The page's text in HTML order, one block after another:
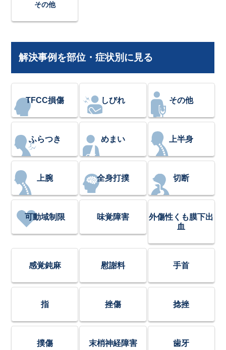
その他
解決事例を部位・症状別に見る
TFCC損傷 しびれ その他
ふらつき めまい 上半身
上腕 全身打撲 切断
可動域制限 味覚障害
外傷性くも膜下出
血
感覚鈍麻 慰謝料 手首
指 挫傷 捻挫
撲傷 末梢神経障害 歯牙